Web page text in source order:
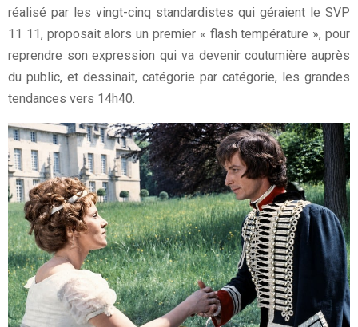
réalisé par les vingt-cinq standardistes qui géraient le SVP
11 11, proposait alors un premier « flash température », pour
reprendre son expression qui va devenir coutumière auprès
du public, et dessinait, catégorie par catégorie, les grandes
tendances vers 14h40.